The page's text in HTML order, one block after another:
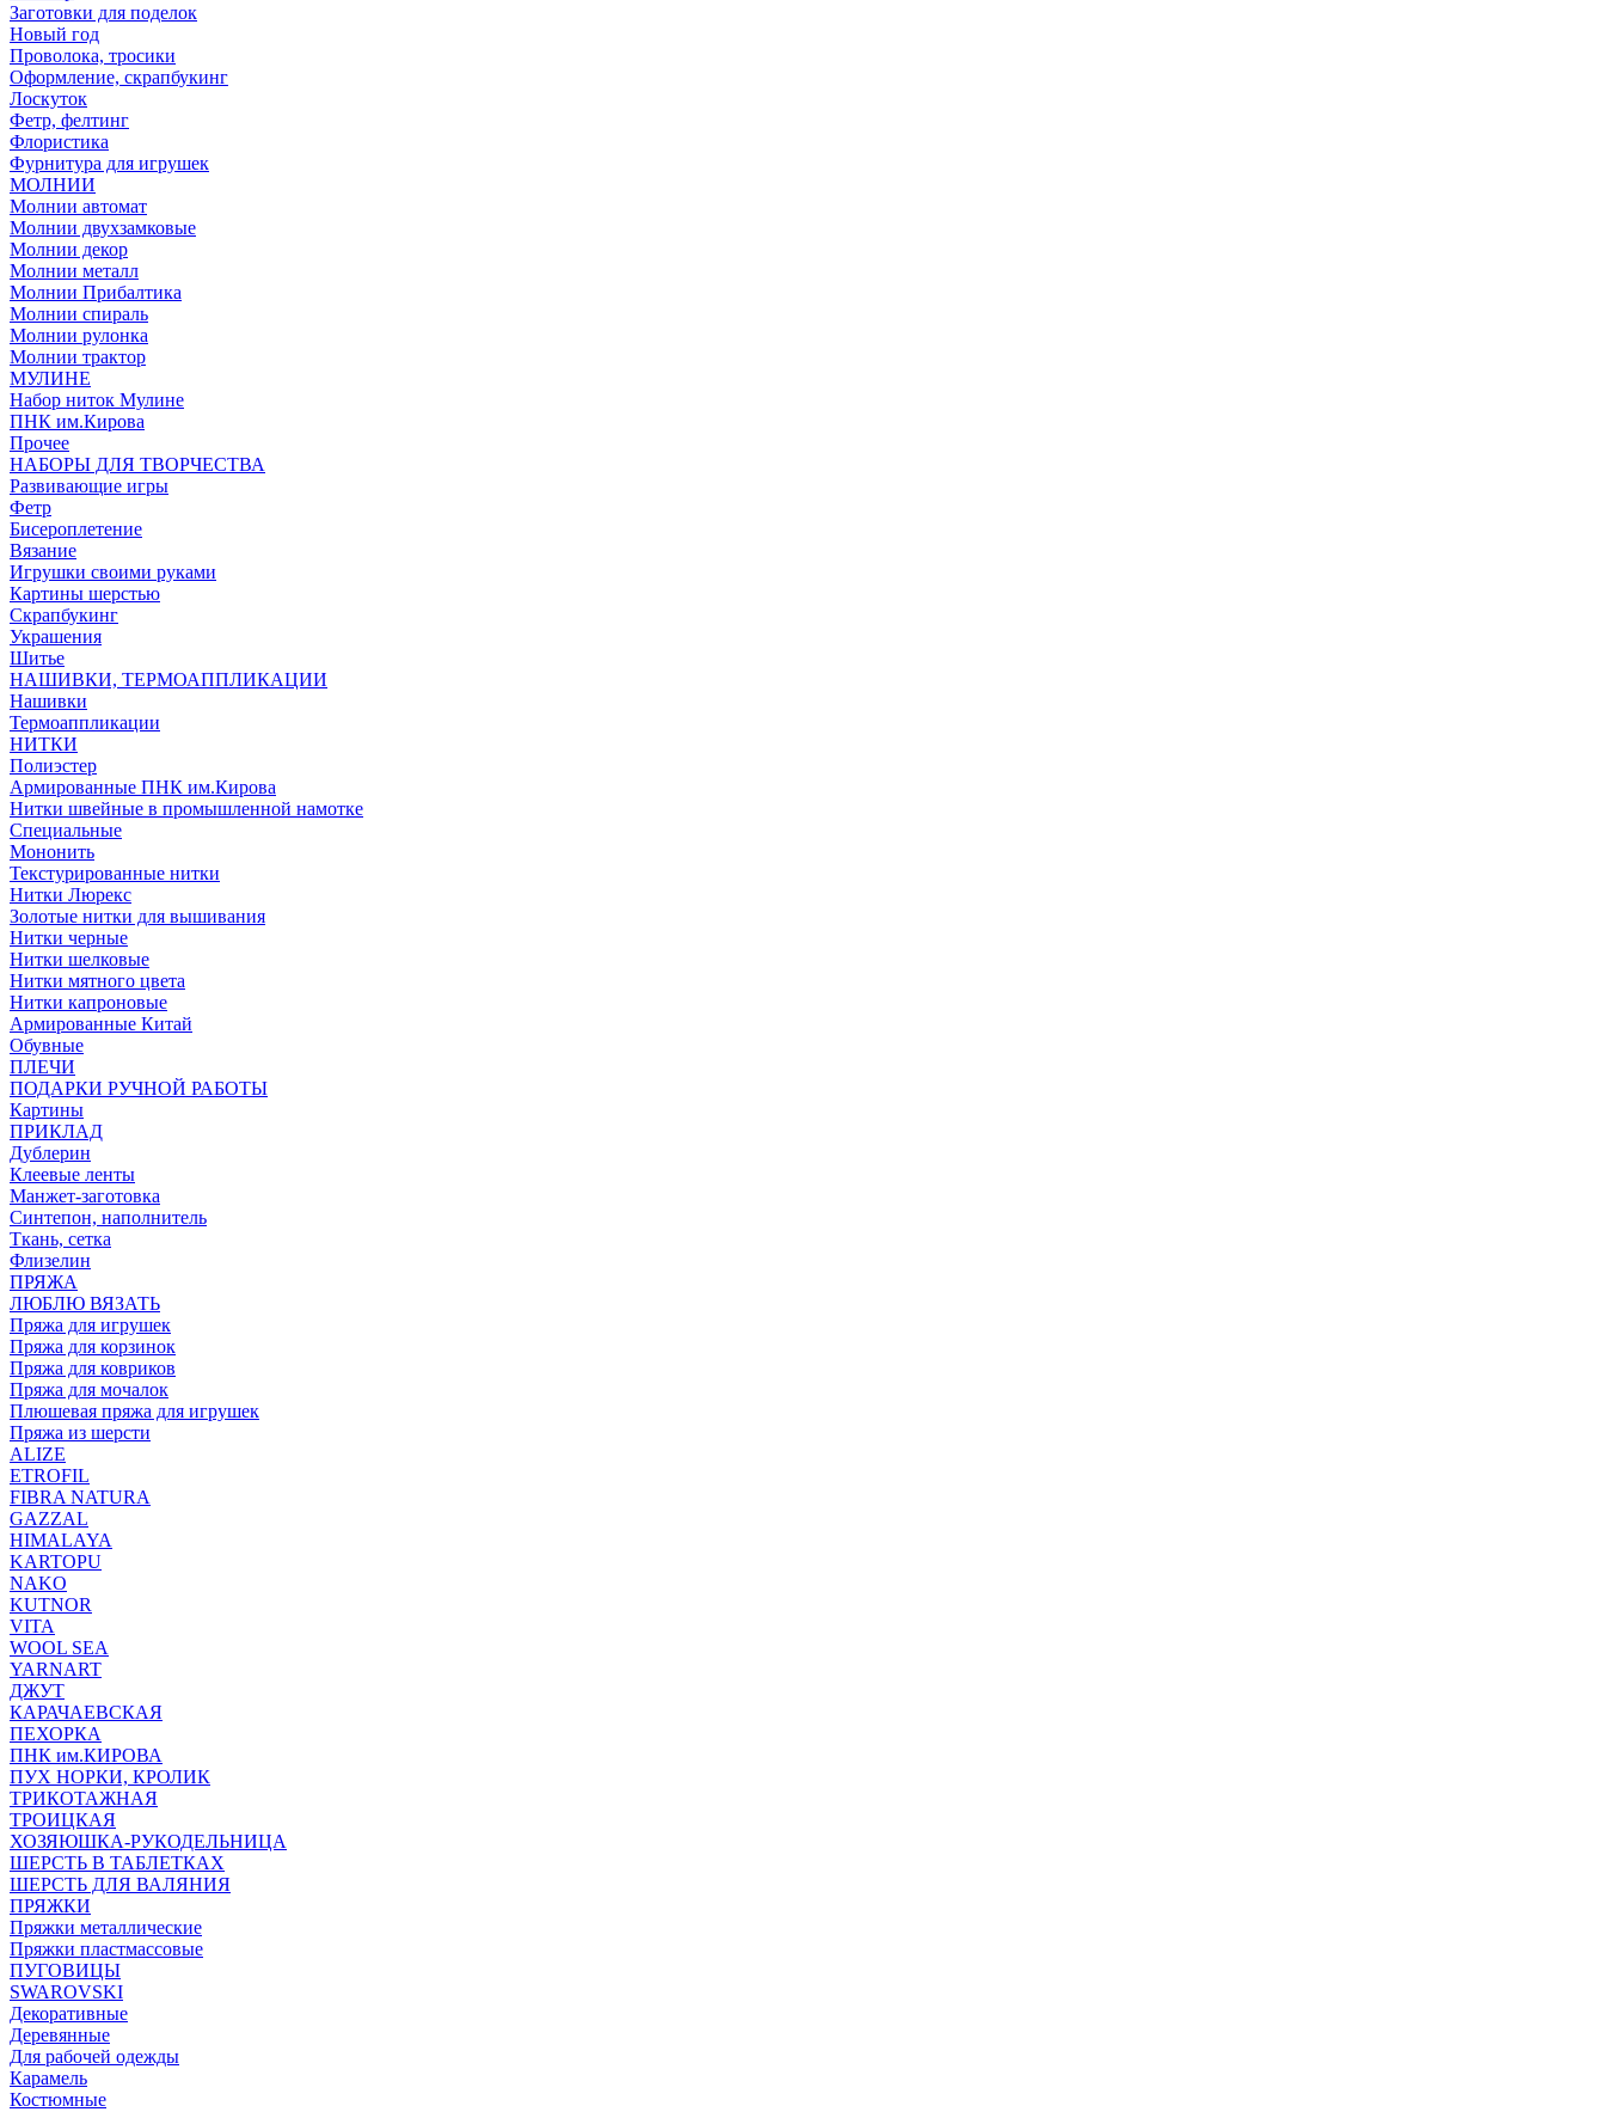
Заготовки для поделок
Новый год
Проволока, тросики
Оформление, скрапбукинг
Лоскуток
Фетр, фелтинг
Флористика
Фурнитура для игрушек
МОЛНИИ
Молнии автомат
Молнии двухзамковые
Молнии декор
Молнии металл
Молнии Прибалтика
Молнии спираль
Молнии рулонка
Молнии трактор
МУЛИНЕ
Набор ниток Мулине
ПНК им.Кирова
Прочее
НАБОРЫ ДЛЯ ТВОРЧЕСТВА
Развивающие игры
Фетр
Бисероплетение
Вязание
Игрушки своими руками
Картины шерстью
Скрапбукинг
Украшения
Шитье
НАШИВКИ, ТЕРМОАППЛИКАЦИИ
Нашивки
Термоаппликации
НИТКИ
Полиэстер
Армированные ПНК им.Кирова
Нитки швейные в промышленной намотке
Специальные
Мононить
Текстурированные нитки
Нитки Люрекс
Золотые нитки для вышивания
Нитки черные
Нитки шелковые
Нитки мятного цвета
Нитки капроновые
Армированные Китай
Обувные
ПЛЕЧИ
ПОДАРКИ РУЧНОЙ РАБОТЫ
Картины
ПРИКЛАД
Дублерин
Клеевые ленты
Манжет-заготовка
Синтепон, наполнитель
Ткань, сетка
Флизелин
ПРЯЖА
ЛЮБЛЮ ВЯЗАТЬ
Пряжа для игрушек
Пряжа для корзинок
Пряжа для ковриков
Пряжа для мочалок
Плюшевая пряжа для игрушек
Пряжа из шерсти
ALIZE
ETROFIL
FIBRA NATURA
GAZZAL
HIMALAYA
KARTOPU
NAKO
KUTNOR
VITA
WOOL SEA
YARNART
ДЖУТ
КАРАЧАЕВСКАЯ
ПЕХОРКА
ПНК им.КИРОВА
ПУХ НОРКИ, КРОЛИК
ТРИКОТАЖНАЯ
ТРОИЦКАЯ
ХОЗЯЮШКА-РУКОДЕЛЬНИЦА
ШЕРСТЬ В ТАБЛЕТКАХ
ШЕРСТЬ ДЛЯ ВАЛЯНИЯ
ПРЯЖКИ
Пряжки металлические
Пряжки пластмассовые
ПУГОВИЦЫ
SWAROVSKI
Декоративные
Деревянные
Для рабочей одежды
Карамель
Костюмные